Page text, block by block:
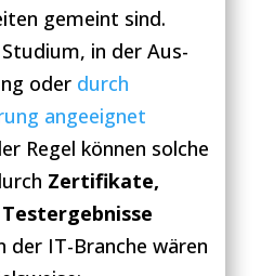
gemeint sind.
in der Aus-
oder durch
angeeignet
Regel können solche
Zertifikate,
der IT-Branche wären